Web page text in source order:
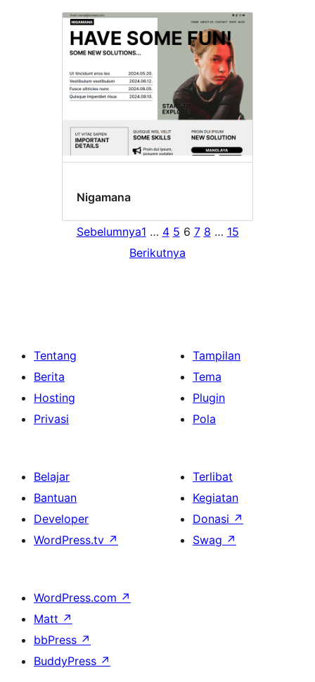
Nigamana
Sebelumnya1 … 4 5 6 7 8 … 15
Berikutnya
Tentang
Berita
Hosting
Privasi
Tampilan
Tema
Plugin
Pola
Belajar
Bantuan
Developer
WordPress.tv ↗
Terlibat
Kegiatan
Donasi ↗
Swag ↗
WordPress.com ↗
Matt ↗
bbPress ↗
BuddyPress ↗